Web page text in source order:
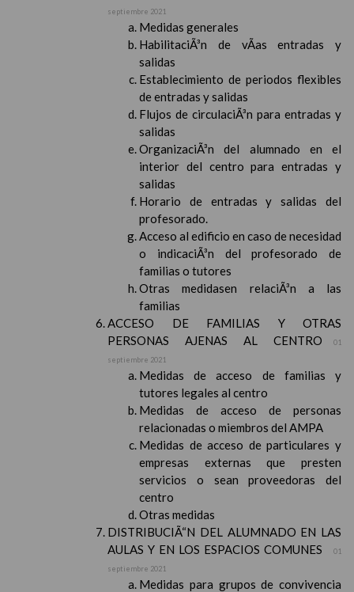
septiembre 2021
Medidas generales
HabilitaciÃ³n de vÃ­as entradas y
salidas
Establecimiento de periodos flexibles
de entradas y salidas
Flujos de circulaciÃ³n para entradas y
salidas
OrganizaciÃ³n del alumnado en el
interior del centro para entradas y
salidas
Horario de entradas y salidas del
profesorado.
Acceso al edificio en caso de necesidad
o indicaciÃ³n del profesorado de
familias o tutores
Otras medidasen relaciÃ³n a las
familias
ACCESO DE FAMILIAS Y OTRAS
PERSONAS AJENAS AL CENTRO
01
septiembre 2021
Medidas de acceso de familias y
tutores legales al centro
Medidas de acceso de personas
relacionadas o miembros del AMPA
Medidas de acceso de particulares y
empresas externas que presten
servicios o sean proveedoras del
centro
Otras medidas
DISTRIBUCIÃ“N DEL ALUMNADO EN LAS
AULAS Y EN LOS ESPACIOS COMUNES
01
septiembre 2021
Medidas para grupos de convivencia